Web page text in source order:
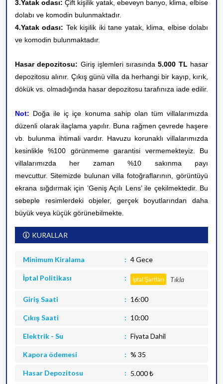
3.Yatak odası:Çift kişilik yatak, ebeveyn banyo, klima, elbise
dolabı ve komodin bulunmaktadır.
4.Yatak odası: Tek kişilik iki tane yatak, klima, elbise dolabı
ve komodin bulunmaktadır.
Hasar depozitosu: Giriş işlemleri sırasında5.000 TL hasar
depozitosu alınır. Çıkış günü villa da herhangi bir kayıp, kırık,
dökük vs. olmadığında hasar depozitosu tarafınıza iade edilir.
Not: Doğa ile iç içe konuma sahip olan tüm villalarımızda
düzenli olarak ilaçlama yapılır. Buna rağmen çevrede haşere
vb. bulunma ihtimali vardır. Havuzu korunaklı villalarımızda
kesinlikle %100 görünmeme garantisi vermemekteyiz. Bu
villalarımızda her zaman %10 sakınma payı
mevcuttur. Sitemizde bulunan villa fotoğraflarının, görüntüyü
ekrana sığdırmak için ’Geniş Açılı Lens’ ile çekilmektedir. Bu
sebeple resimlerdeki objeler, gerçek boyutlarından daha
büyük veya küçük görünebilmekte.
KURALLAR
Minimum Kiralama 4 Gece
İptal Politikası İptal Şartları Tıkla
Giriş Saati 16:00
Çıkış Saati 10:00
Elektrik - Su Fiyata Dahil
Kapora ödemesi % 35
Hasar Depozitosu 5.000 ₺